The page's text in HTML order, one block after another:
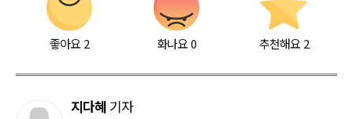
좋아요 2 화나요0 추천해요 2
지다혜 기자